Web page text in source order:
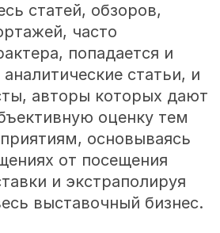
статей, обзоров,
часто
попадается и
статьи, и
авторы которых дают
оценку тем
основываясь
от посещения
и экстраполируя
выставочный бизнес.